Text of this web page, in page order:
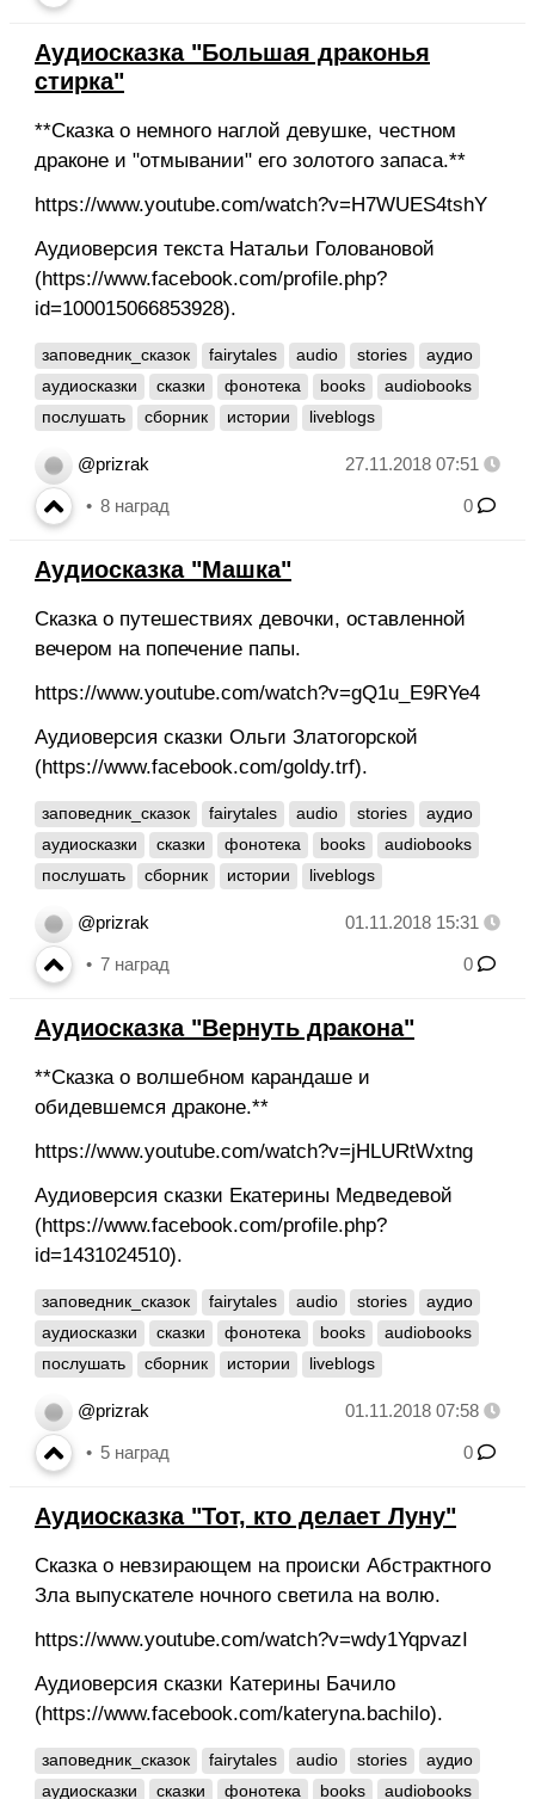
Аудиосказка "Большая драконья
стирка"
**Сказка о немного наглой девушке, честном
драконе и "отмывании" его золотого запаса.**
https://www.youtube.com/watch?v=H7WUES4tshY
Аудиоверсия текста Натальи Головановой
(https://www.facebook.com/profile.php?
id=100015066853928).
заповедник_сказок fairytales audio stories
аудио
аудиосказки
сказки фонотека books
audiobooks
послушать
сборник истории liveblogs
@prizrak 27.11.2018 07:51
8 наград 0
Аудиосказка "Машка"
Сказка о путешествиях девочки, оставленной
вечером на попечение папы.
https://www.youtube.com/watch?v=gQ1u_E9RYe4
Аудиоверсия сказки Ольги Златогорской
(https://www.facebook.com/goldy.trf).
заповедник_сказок fairytales audio stories
аудио
аудиосказки
сказки фонотека books
audiobooks
послушать
сборник истории liveblogs
@prizrak 01.11.2018 15:31
7 наград 0
Аудиосказка "Вернуть дракона"
**Сказка о волшебном карандаше и
обидевшемся драконе.**
https://www.youtube.com/watch?v=jHLURtWxtng
Аудиоверсия сказки Екатерины Медведевой
(https://www.facebook.com/profile.php?
id=1431024510).
заповедник_сказок fairytales audio stories
аудио
аудиосказки
сказки фонотека books
audiobooks
послушать
сборник истории liveblogs
@prizrak 01.11.2018 07:58
5 наград 0
Аудиосказка "Тот, кто делает Луну"
Сказка о невзирающем на происки Абстрактного
Зла выпускателе ночного светила на волю.
https://www.youtube.com/watch?v=wdy1YqpvazI
Аудиоверсия сказки Катерины Бачило
(https://www.facebook.com/kateryna.bachilo).
заповедник_сказок fairytales audio stories
аудио
аудиосказки
сказки фонотека books audiobooks